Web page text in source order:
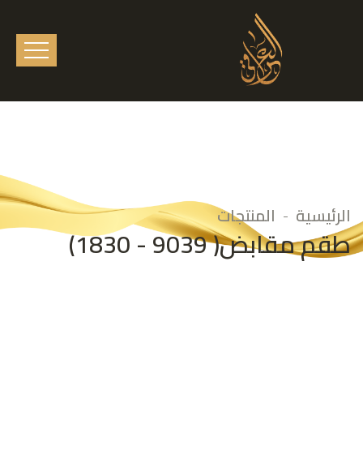
الرئيسية المنتجات
طقم مقابض( 9039 - 1830)